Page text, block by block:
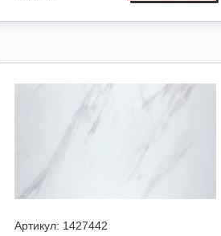
Артикул: 1427442